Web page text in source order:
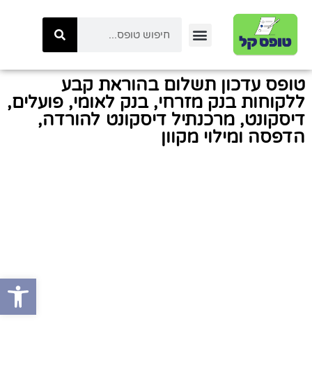
טופס עדכון תשלום בהוראת קבע
ללקוחות בנק מזרחי, בנק לאומי, פועלים,
דיסקונט, מרכנתיל דיסקונט להורדה,
הדפסה ומילוי מקוון
פתח